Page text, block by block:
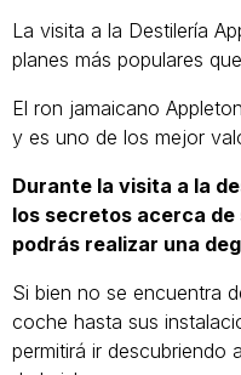
La visita a la Destilería
planes más populares
El ron jamaicano
y es uno de los mejor
Durante la visita a la
los secretos acerca
podrás realizar una
Si bien no se encuentra
coche hasta sus
permitirá ir descubriendo